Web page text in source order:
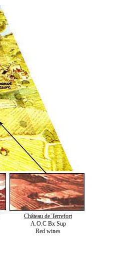
Château de Terrefort
A.O.C Bx Sup
Red wines